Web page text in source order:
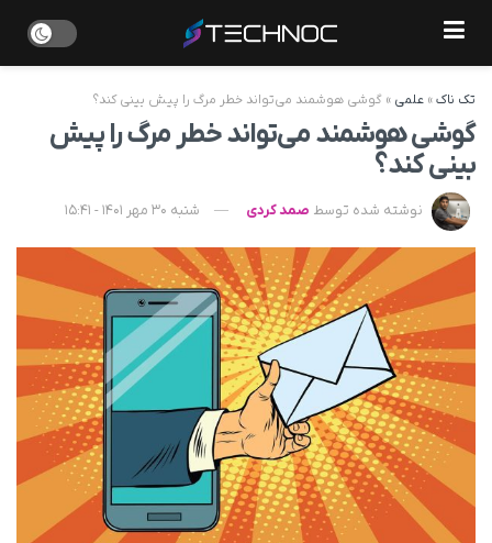
تک ناک» علمی » گوشی هوشمند می‌تواند خطر مرگ را پیش بینی کند؟
گوشی هوشمند می‌تواند خطر مرگ را پیش
بینی کند؟
نوشته شده توسط صمد کردی شنبه 30 مهر 1401 - 15:41